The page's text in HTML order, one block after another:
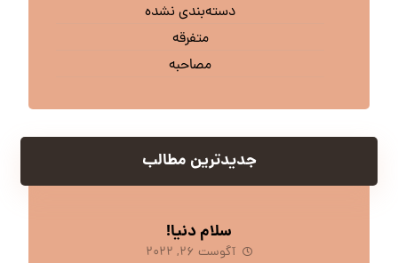
دسته‌بندی نشده
متفرقه
مصاحبه
جدیدترین مطالب
سلام دنیا!
آگوست ۲۶, ۲۰۲۲